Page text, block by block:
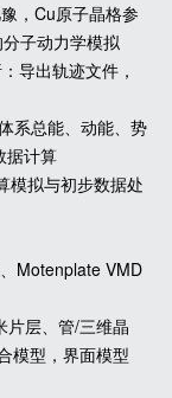
，Cu原子晶格参
子动力学模拟
导出轨迹文件，
系总能、动能、势
据计算
模拟与初步数据处
Motenplate VMD
片层、管/三维晶
模型，界面模型